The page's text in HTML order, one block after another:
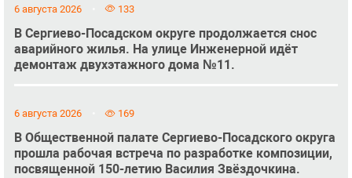
6 августа 2026 133
В Сергиево-Посадском округе продолжается снос
аварийного жилья. На улице Инженерной идёт
демонтаж двухэтажного дома №11.
6 августа 2026 169
В Общественной палате Сергиево-Посадского округа
прошла рабочая встреча по разработке композиции,
посвященной 150-летию Василия Звёздочкина.